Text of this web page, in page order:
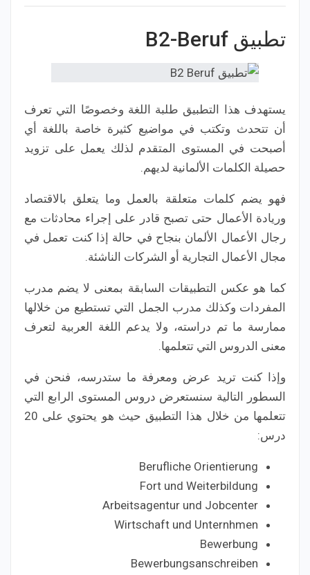
تطبيق B2-Beruf
يستهدف هذا التطبيق طلبة اللغة وخصوصًا التي تعرف
أن تتحدث وتكتب في مواضيع كثيرة خاصة باللغة أي
أصبحت في المستوى المتقدم لذلك يعمل على تزويد
حصيلة الكلمات الألمانية لديهم.
فهو يضم كلمات متعلقة بالعمل وما يتعلق بالاقتصاد
وريادة الأعمال حتى تصبح قادر على إجراء محادثات مع
رجال الأعمال الألمان بنجاح في حالة إذا كنت تعمل في
مجال الأعمال التجارية أو الشركات الناشئة.
كما هو عكس التطبيقات السابقة بمعنى لا يضم مدرب
المفردات وكذلك مدرب الجمل التي تستطيع من خلالها
ممارسة ما تم دراسته، ولا يدعم اللغة العربية لتعرف
معنى الدروس التي تتعلمها.
وإذا كنت تريد عرض ومعرفة ما ستدرسه، فنحن في
السطور التالية سنستعرض دروس المستوى الرابع التي
تتعلمها من خلال هذا التطبيق حيث هو يحتوي على 20
درس:
Berufliche Orientierung
Fort und Weiterbildung
Arbeitsagentur und Jobcenter
Wirtschaft und Unternhmen
Bewerbung
Bewerbungsanschreiben